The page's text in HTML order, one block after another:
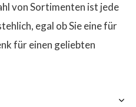
von Sortimenten ist jede
egal ob Sie eine für
für einen geliebten